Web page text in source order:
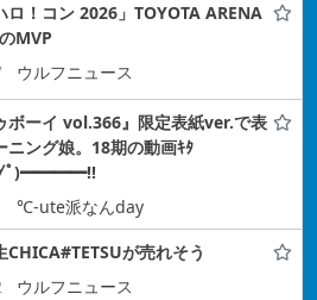
ロ！コン 2026」TOYOTA ARENA
MVP
ウルフニュース
ボーイ vol.366』限定表紙ver.で表
ニング娘。18期の動画ｷﾀ
)━━━━!!
℃-ute派なんday
CHICA#TETSUが売れそう
ウルフニュース